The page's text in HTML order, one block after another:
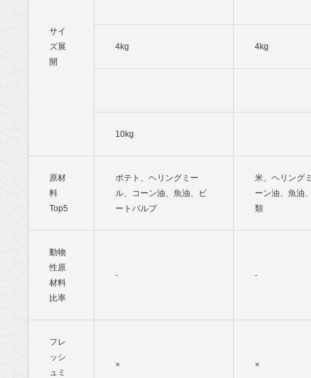
サイ
ズ展
開
4kg 4kg
10kg
原材
料
Top5
ポテト、ヘリングミー
ル、コーン油、魚油、ビ
ートパルプ
米、ヘリング
ーン油、魚油
類
動物
性原
材料
比率
- -
フレ
ッシ
ュミ
× ×